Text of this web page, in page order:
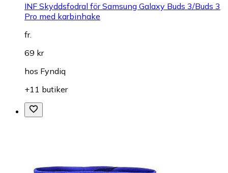
INF Skyddsfodral för Samsung Galaxy Buds 3/Buds 3
Pro med karbinhake
fr.
69 kr
hos Fyndiq
+11 butiker